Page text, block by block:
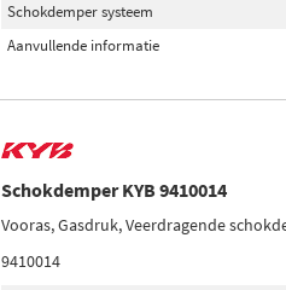
Schokdemper systeem
Aanvullende informatie
Schokdemper KYB 9410014
Vooras, Gasdruk, Veerdragende
9410014